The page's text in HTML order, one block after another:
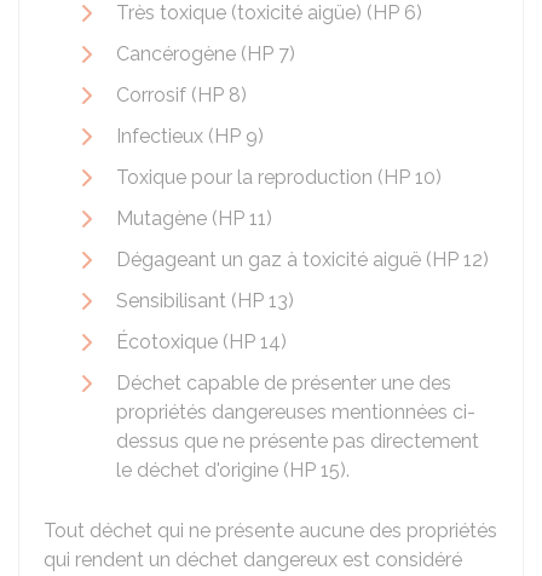
Très toxique (toxicité aigüe) (HP 6)
Cancérogène (HP 7)
Corrosif (HP 8)
Infectieux (HP 9)
Toxique pour la reproduction (HP 10)
Mutagène (HP 11)
Dégageant un gaz à toxicité aiguë (HP 12)
Sensibilisant (HP 13)
Écotoxique (HP 14)
Déchet capable de présenter une des
propriétés dangereuses mentionnées ci-
dessus que ne présente pas directement
le déchet d'origine (HP 15).
Tout déchet qui ne présente aucune des propriétés
qui rendent un déchet dangereux est considéré